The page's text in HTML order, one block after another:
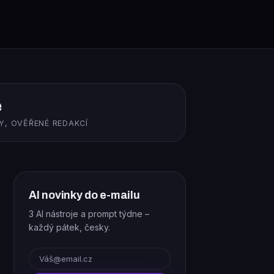
OVĚŘENÉ REDAKCÍ
AI novinky do e-mailu
3 AI nástroje a prompt týdne –
každý pátek, česky.